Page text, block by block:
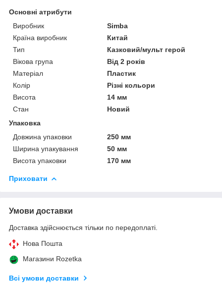
Основні атрибути
Виробник
Sіmba
Країна виробник
Китай
Тип
Казковий/мульт герой
Вікова група
Від 2 років
Матеріал
Пластик
Колір
Різні кольори
Висота
14 мм
Стан
Новий
Упаковка
Довжина упаковки
250 мм
Ширина упакування
50 мм
Висота упаковки
170 мм
Приховати
Умови доставки
Доставка здійснюється тільки по передоплаті.
Нова Пошта
Магазини Rozetka
Всі умови доставки